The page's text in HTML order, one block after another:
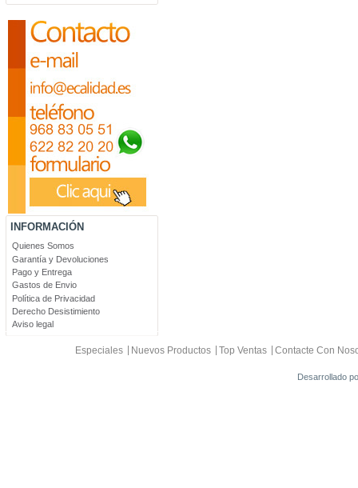
INFORMACIÓN
Quienes Somos
Garantía y Devoluciones
Pago y Entrega
Gastos de Envio
Política de Privacidad
Derecho Desistimiento
Aviso legal
Especiales Nuevos Productos Top Ventas Contacte Con
Desarrollado